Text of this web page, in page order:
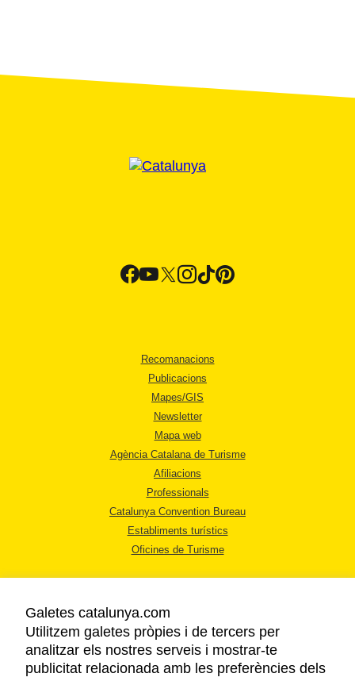
Recomanacions
Publicacions
Mapes/GIS
Newsletter
Mapa web
Agència Catalana de Turisme
Afiliacions
Professionals
Catalunya Convention Bureau
Establiments turístics
Oficines de Turisme
AVÍS LEGAL
Galetes catalunya.com
Utilitzem galetes pròpies i de tercers per
analitzar els nostres serveis i mostrar-te
publicitat relacionada amb les preferències dels